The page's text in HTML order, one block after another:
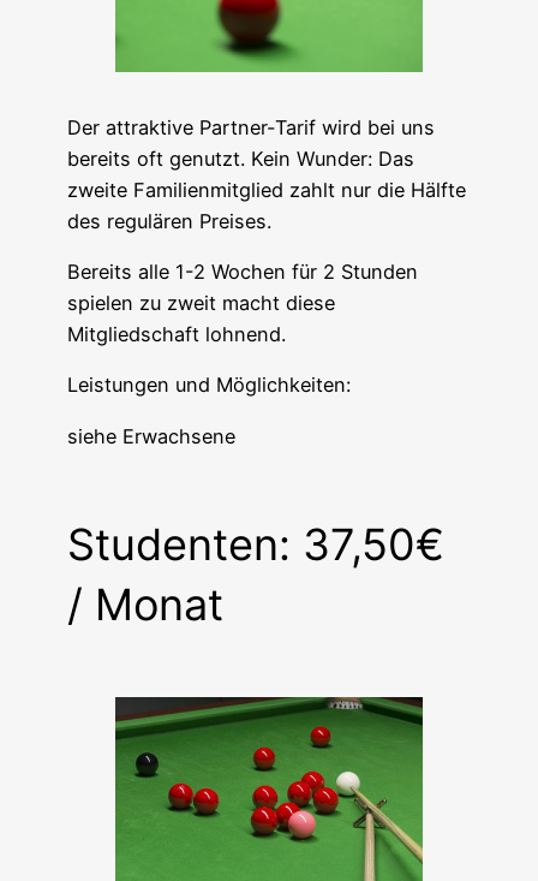
Der attraktive Partner-Tarif wird bei uns
bereits oft genutzt. Kein Wunder: Das
zweite Familienmitglied zahlt nur die Hälfte
des regulären Preises.
Bereits alle 1-2 Wochen für 2 Stunden
spielen zu zweit macht diese
Mitgliedschaft lohnend.
Leistungen und Möglichkeiten:
siehe Erwachsene
Studenten: 37,50€
/ Monat